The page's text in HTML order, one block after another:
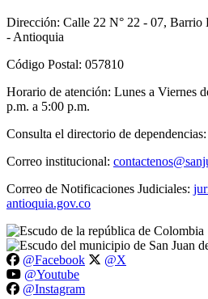
Dirección: Calle 22 N° 22 - 07, Barrio
- Antioquia
Código Postal: 057810
Horario de atención: Lunes a Viernes
p.m. a 5:00 p.m.
Consulta el directorio de dependencias:
Correo institucional:
Correo de Notificaciones Judiciales:
antioquia.gov.co
@Facebook
@X
@Youtube
@Instagram